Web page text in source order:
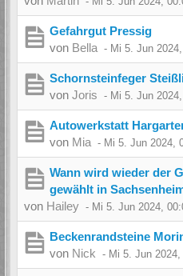
Gefahrgut Pressig
von Bella - Mi 5. Jun
Schornsteinfeger
von Joris - Mi 5. Jun
Autowerkstatt
von Mia - Mi 5. Jun 2024,
Wann wird wieder der
gewählt in
von Hailey - Mi 5. Jun 2024,
Beckenrandsteine
von Nick - Mi 5. Jun